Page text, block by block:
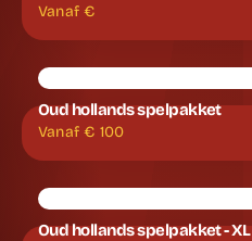
Vanaf €
Oud hollands spelpakket
Vanaf € 100
Oud hollands spelpakket - XL